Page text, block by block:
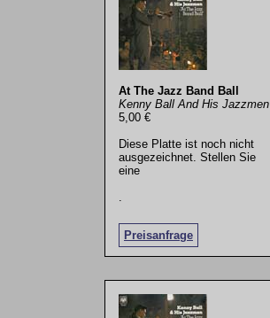
At The Jazz Band Ball
Kenny Ball And His Jazzmen
5,00 €
Diese Platte ist noch nicht
ausgezeichnet. Stellen Sie
eine
Preisanfrage